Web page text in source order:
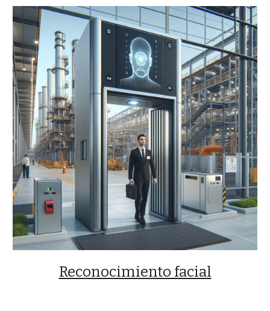
Reconocimiento facial